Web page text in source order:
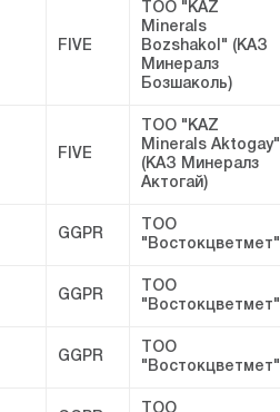
FIVE
ТОО "KAZ
Minerals
Bozshakol" (КАЗ
Минералз
Бозшаколь)
FIVE
ТОО "KAZ
Minerals Aktogay"
(КАЗ Минералз
Актогай)
GGPR
ТОО
"Востокцветмет"
GGPR
ТОО
"Востокцветмет"
GGPR
ТОО
"Востокцветмет"